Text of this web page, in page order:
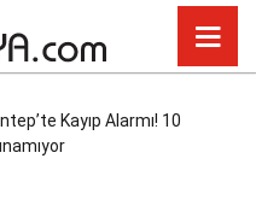
Kayıp Alarmı! 10